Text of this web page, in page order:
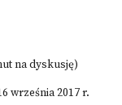
na dyskusję)
września 2017 r.